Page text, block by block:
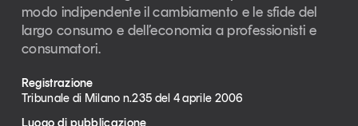
modo indipendente il cambiamento e le sfide del
largo consumo e dell’economia a professionisti e
consumatori.
Registrazione
Tribunale di Milano n.235 del 4 aprile 2006
Luogo di pubblicazione